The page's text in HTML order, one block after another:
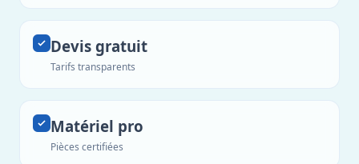
Devis gratuit
Tarifs transparents
Matériel pro
Pièces certifiées